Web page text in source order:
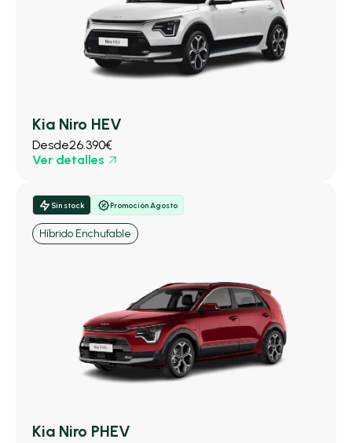
Kia Niro HEV
Desde26.390€
Ver detalles
Sin stock Promoción Agosto
Híbrido Enchufable
Kia Niro PHEV